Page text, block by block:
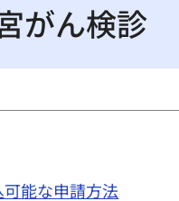
がん検診
可能な申請方法